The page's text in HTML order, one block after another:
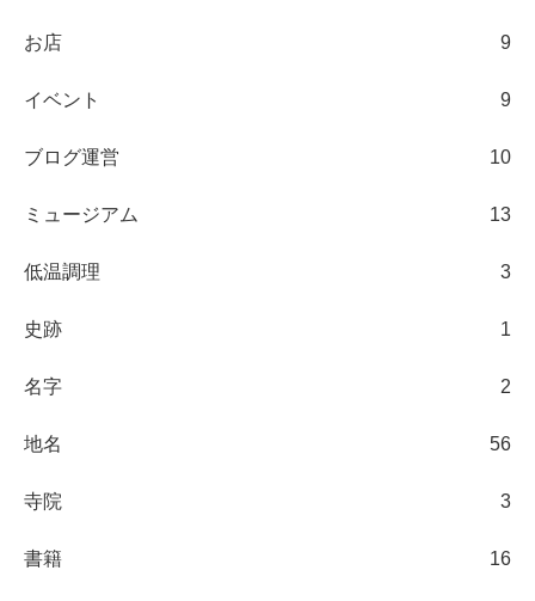
お店 9
イベント 9
ブログ運営 10
ミュージアム 13
低温調理 3
史跡 1
名字 2
地名 56
寺院 3
書籍 16